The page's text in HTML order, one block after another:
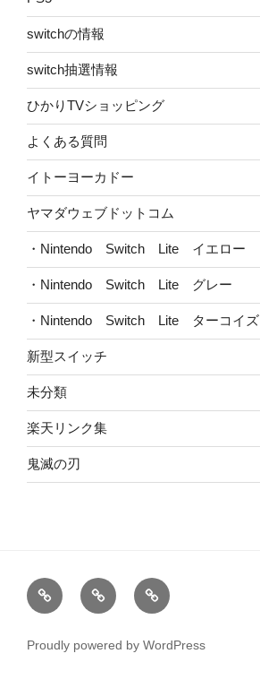
switchの情報
switch抽選情報
ひかりTVショッピング
よくある質問
イトーヨーカドー
ヤマダウェブドットコム
・Nintendo Switch Lite イエロー
・Nintendo Switch Lite グレー
・Nintendo Switch Lite ターコイズ
新型スイッチ
未分類
楽天リンク集
鬼滅の刃
HOME
ブ
ロ
お
問
Proudly powered by WordPress